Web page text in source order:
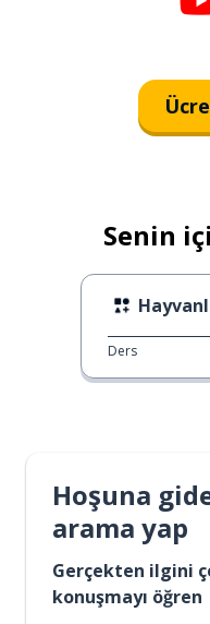
Senin
Ders
Hoşuna
arama yap
Gerçekten ilgini
konuşmayı öğren